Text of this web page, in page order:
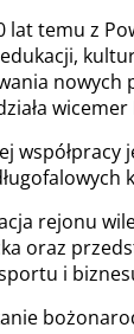
lat temu z
rejonu
oraz
i